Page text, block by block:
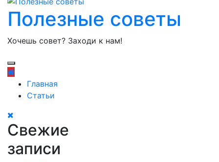
Полезные советы
Хочешь совет? Заходи к нам!
Главная
Статьи
Свежие
записи